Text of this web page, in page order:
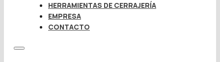
HERRAMIENTAS DE CERRAJERÍA
EMPRESA
CONTACTO